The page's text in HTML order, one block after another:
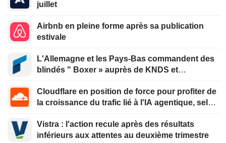
juillet
Airbnb en pleine forme après sa publication
estivale
L'Allemagne et les Pays-Bas commandent des
blindés " Boxer » auprès de KNDS et
Cloudflare en position de force pour profiter de
la croissance du trafic lié à l'IA agentique, selon
Vistra : l'action recule après des résultats
inférieurs aux attentes au deuxième trimestre